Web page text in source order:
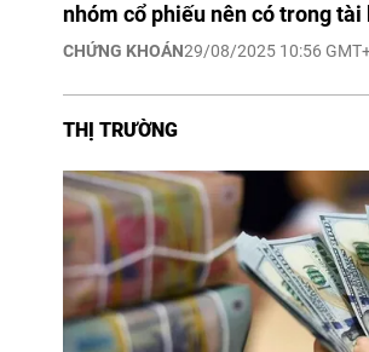
nhóm cổ phiếu nên có trong tài
CHỨNG KHOÁN29/08/2025 10:56
THỊ TRƯỜNG